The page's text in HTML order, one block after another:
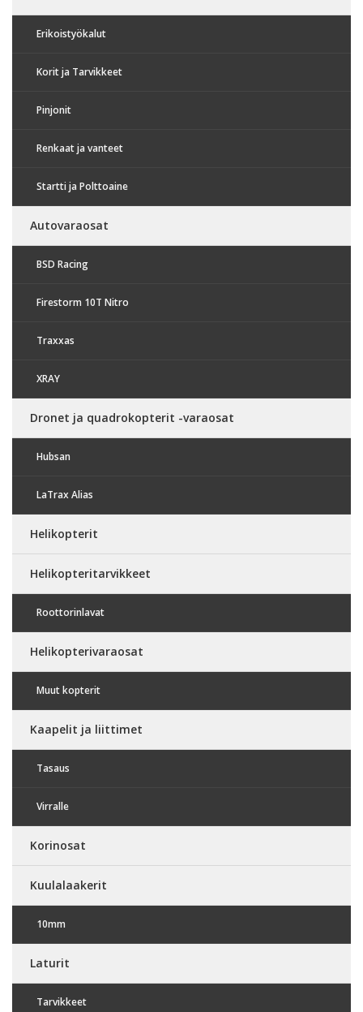
Erikoistyökalut
Korit ja Tarvikkeet
Pinjonit
Renkaat ja vanteet
Startti ja Polttoaine
Autovaraosat
BSD Racing
Firestorm 10T Nitro
Traxxas
XRAY
Dronet ja quadrokopterit -varaosat
Hubsan
LaTrax Alias
Helikopterit
Helikopteritarvikkeet
Roottorinlavat
Helikopterivaraosat
Muut kopterit
Kaapelit ja liittimet
Tasaus
Virralle
Korinosat
Kuulalaakerit
10mm
Laturit
Tarvikkeet